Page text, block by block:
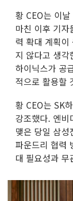
황 CEO는 이
마친 이후 기자
력 확대 계획
지 않다고 생
하이닉스가 공
적으로 활용할
황 CEO는 SK
강조했다. 엔비
맺은 당일 삼
파운드리 협력
대 필요성과 무